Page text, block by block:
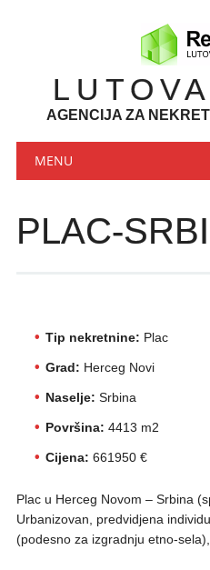
AGENCIJA ZA
Main menu
MENU
PLAC-
Tip nekretnine: Plac
Grad: Herceg Novi
Naselje: Srbina
Površina: 4413 m2
Cijena: 661950 €
Plac u Herceg Novom – Srbina
Urbanizovan, predvidjena
(podesno za izgradnju etno-